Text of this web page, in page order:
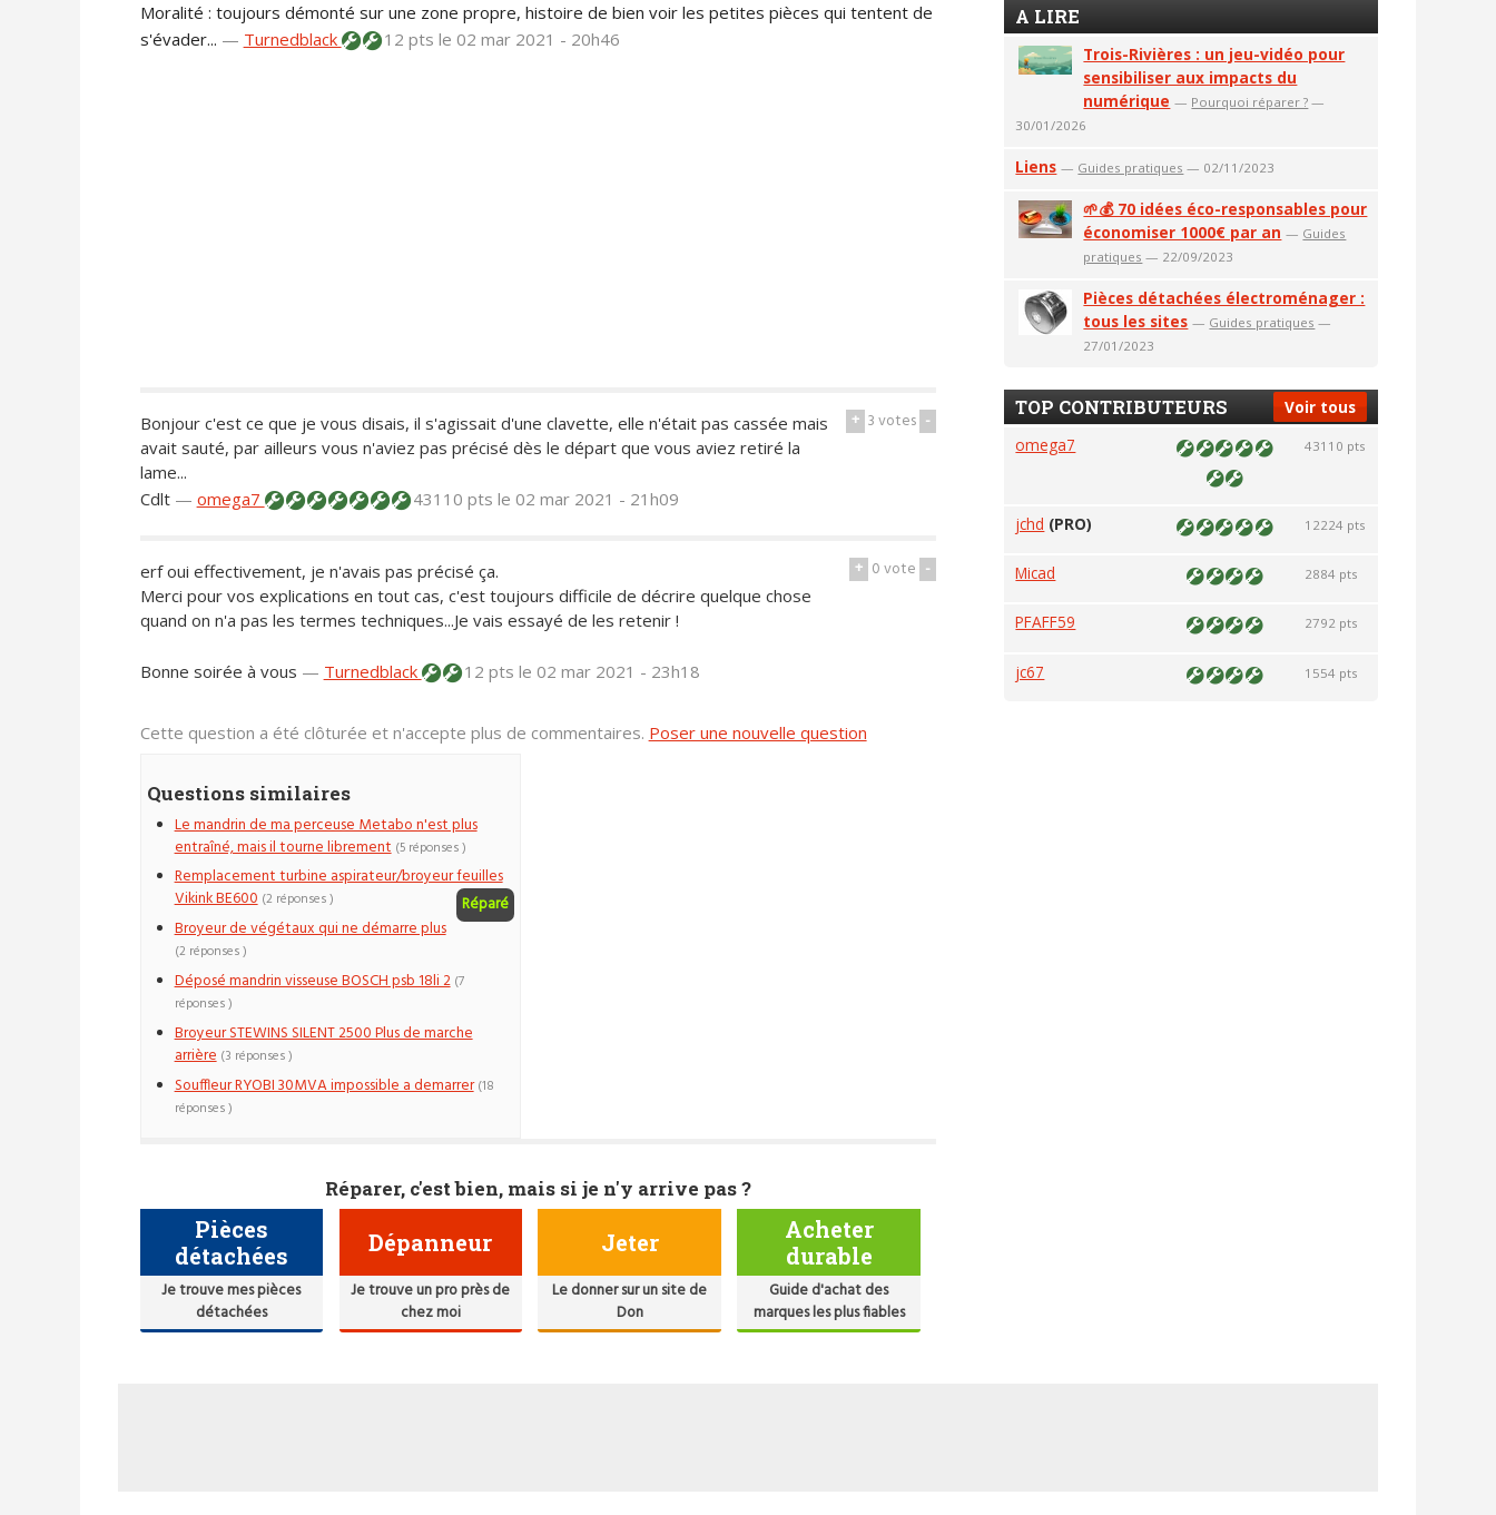
Moralité : toujours démonté sur une zone propre, histoire de bien voir les petites pièces qui tentent de
s'évader... — Turnedblack 12 pts le 02 mar 2021 - 20h46
+ 3votes -
Bonjour c'est ce que je vous disais, il s'agissait d'une clavette, elle n'était pas cassée mais
avait sauté, par ailleurs vous n'aviez pas précisé dès le départ que vous aviez retiré la
lame...
Cdlt — omega7 43110 pts le 02 mar 2021 - 21h09
+ 0vote -
erf oui effectivement, je n'avais pas précisé ça.
Merci pour vos explications en tout cas, c'est toujours difficile de décrire quelque chose
quand on n'a pas les termes techniques...Je vais essayé de les retenir !
Bonne soirée à vous — Turnedblack 12 pts le 02 mar 2021 - 23h18
Cette question a été clôturée et n'accepte plus de commentaires. Poser une nouvelle question
Questions similaires
Le mandrin de ma perceuse Metabo n'est plus
entraîné, mais il tourne librement (5 réponses )
Remplacement turbine aspirateur/broyeur feuilles
Vikink BE600
Réparé
(2 réponses )
Broyeur de végétaux qui ne démarre plus
(2 réponses )
Déposé mandrin visseuse BOSCH psb 18li 2 (7
réponses )
Broyeur STEWINS SILENT 2500 Plus de marche
arrière (3 réponses )
Souffleur RYOBI 30MVA impossible a demarrer (18
réponses )
Réparer, c'est bien, mais si je n'y arrive pas ?
Pièces
détachées
Je trouve mes pièces
détachées
Dépanneur
Je trouve un pro près de
chez moi
Jeter
Le donner sur un site de
Don
Acheter
durable
Guide d'achat des
marques les plus fiables
A LIRE
Trois-Rivières : un jeu-vidéo pour
sensibiliser aux impacts du
numérique — Pourquoi réparer ? —
30/01/2026
Liens — Guides pratiques — 02/11/2023
🌱💰 70 idées éco-responsables pour
économiser 1000€ par an — Guides
pratiques — 22/09/2023
Pièces détachées électroménager :
tous les sites — Guides pratiques —
27/01/2023
Voir tous
TOP CONTRIBUTEURS
omega7 43110 pts
jchd (PRO) 12224 pts
Micad 2884 pts
PFAFF59 2792 pts
jc67 1554 pts